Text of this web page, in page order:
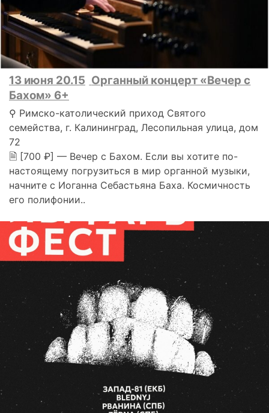
13 июня 20.15 Органный концерт «Вечер с
Бахом» 6+
⚲ Римско-католический приход Святого
семейства, г. Калининград, Лесопильная улица, дом
72
🗎 [700 ₽] — Вечер с Бахом. Если вы хотите по-
настоящему погрузиться в мир органной музыки,
начните с Иоганна Себастьяна Баха. Космичность
его полифонии..